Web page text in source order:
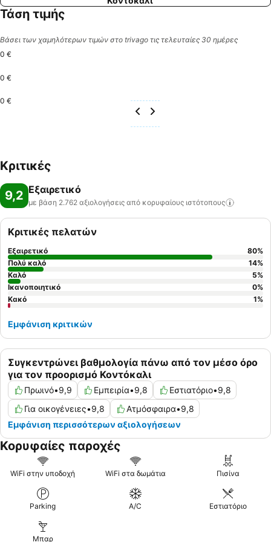
Τάση τιμής
Βάσει των χαμηλότερων τιμών στο trivago τις τελευταίες 30 ημέρες
0 €
0 €
0 €
Κριτικές
9,2 Εξαιρετικό
με βάση 2.762 αξιολογήσεις από κορυφαίους ιστότοπους
Συγκεντρώνει βαθμολογία πάνω από τον μέσο όρο
για τον προορισμό Κοντόκαλι
Πρωινό•9,9 Εμπειρία•9,8 Εστιατόριο•9,8
Για οικογένειες•9,8 Ατμόσφαιρα•9,8
Εμφάνιση περισσότερων αξιολογήσεων
Κριτικές πελατών
Εξαιρετικό 80%
Πολύ καλό
14%
Καλό
5%
Ικανοποιητικό
0%
Κακό
1%
Εμφάνιση κριτικών
Κορυφαίες παροχές
WiFi στην υποδοχή WiFi στα δωμάτια Πισίνα
Parking A/C Εστιατόριο
Μπαρ